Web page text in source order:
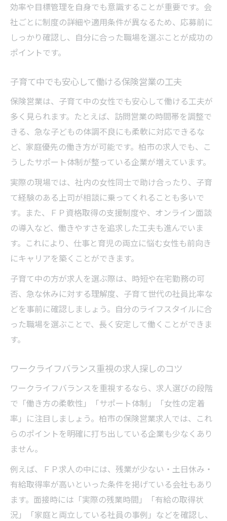
効率や目標管理を自身でも意識することが重要です。会
社ごとに制度の詳細や適用条件が異なるため、応募前に
しっかり確認し、自分に合った職場を選ぶことが成功の
ポイントです。
子育て中でも安心して働ける保険営業の工夫
保険営業は、子育て中の女性でも安心して働ける工夫が
多く見られます。たとえば、訪問営業の時間帯を調整で
きる、急な子どもの体調不良にも柔軟に対応できるな
ど、家庭優先の働き方が可能です。柏市の求人でも、こ
うしたサポート体制が整っている企業が増えています。
実際の現場では、社内の女性同士で助け合ったり、子育
て経験のある上司が相談に乗ってくれることも多いで
す。また、ＦＰ資格取得の支援制度や、オンライン面談
の導入など、働きやすさを追求した工夫も進んでいま
す。これにより、仕事と育児の両立に悩む女性も前向き
にキャリアを築くことができます。
子育て中の方が求人を選ぶ際は、時短や在宅勤務の可
否、急な休みに対する理解度、子育て世代の社員比率な
どを事前に確認しましょう。自分のライフスタイルに合
った職場を選ぶことで、長く安定して働くことができま
す。
ワークライフバランス重視の求人探しのコツ
ワークライフバランスを重視するなら、求人選びの段階
で「働き方の柔軟性」「サポート体制」「女性の定着
率」に注目しましょう。柏市の保険営業求人では、これ
らのポイントを明確に打ち出している企業も少なくあり
ません。
例えば、ＦＰ求人の中には、残業が少ない・土日休み・
有給取得率が高いといった条件を掲げている会社もあり
ます。面接時には「実際の残業時間」「有給の取得状
況」「家庭と両立している社員の事例」などを確認し、